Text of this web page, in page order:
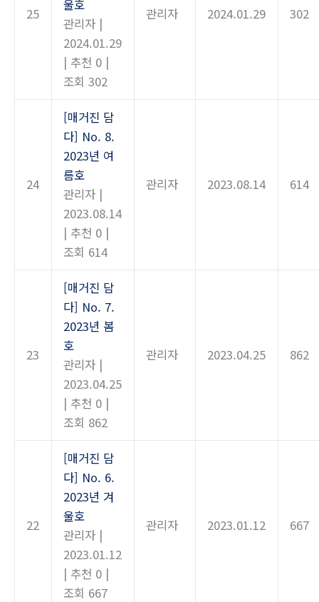
25
울호
관리자 |
2024.01.29
| 추천 0 |
조회 302
관리자 2024.01.29 302
24
[매거진 담
다] No. 8.
2023년 여
름호
관리자 |
2023.08.14
| 추천 0 |
조회 614
관리자 2023.08.14 614
23
[매거진 담
다] No. 7.
2023년 봄
호
관리자 |
2023.04.25
| 추천 0 |
조회 862
관리자 2023.04.25 862
22
[매거진 담
다] No. 6.
2023년 겨
울호
관리자 |
2023.01.12
| 추천 0 |
조회 667
관리자 2023.01.12 667